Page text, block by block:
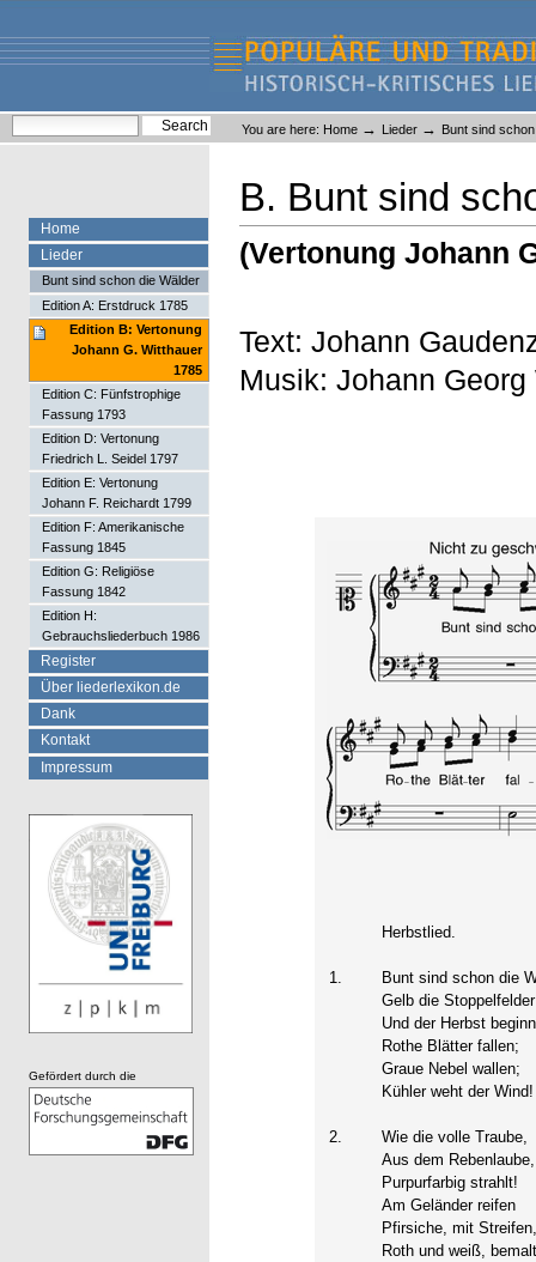
content.
navigation
Liederlexikon
Personal
tools
You are here: Home → Lieder → Bunt sind
B. Bunt sind
(Vertonung Johann
Text: Johann
Musik: Johann
Herbstlied.
1.
Bunt sind schon die
Gelb die
Und der Herbst
Rothe Blätter fallen;
Graue Nebel wallen;
Kühler weht der Wind!
2.
Wie die volle Traube,
Aus dem Rebenlaube,
Purpurfarbig strahlt!
Am Geländer reifen
Pfirsiche, mit
Roth und weiß,
Home
Lieder
Bunt sind schon die Wälder
Edition A: Erstdruck 1785
Edition B: Vertonung
Johann G. Witthauer
1785
Edition C: Fünfstrophige
Fassung 1793
Edition D: Vertonung
Friedrich L. Seidel 1797
Edition E: Vertonung
Johann F. Reichardt 1799
Edition F: Amerikanische
Fassung 1845
Edition G: Religiöse
Fassung 1842
Edition H:
Gebrauchsliederbuch 1986
Register
Über liederlexikon.de
Dank
Kontakt
Impressum
Gefördert durch die